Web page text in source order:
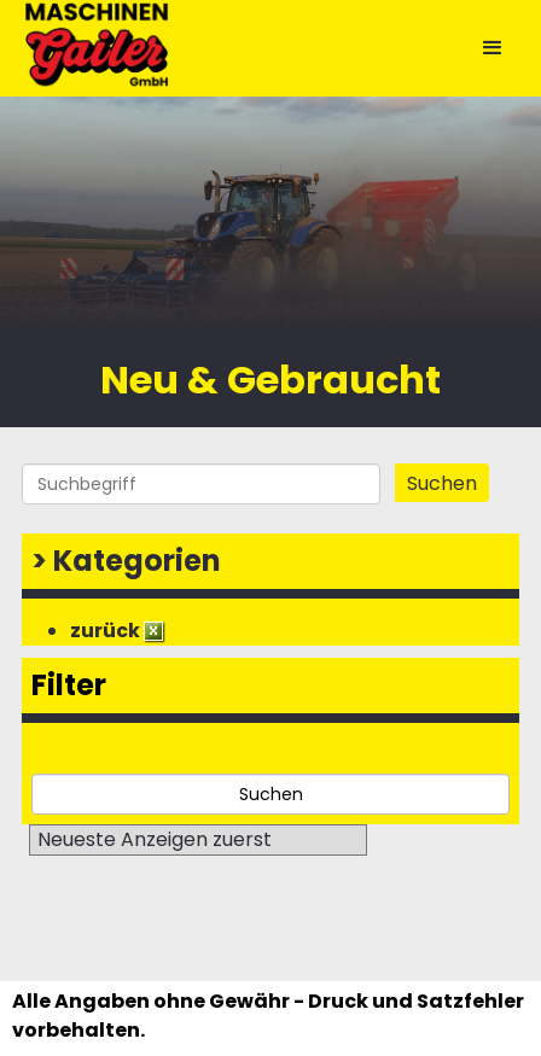
Neu & Gebraucht
> Kategorien
zurück
Filter
Alle Angaben ohne Gewähr - Druck und Satzfehler
vorbehalten.